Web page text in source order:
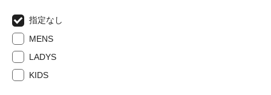
指定なし
MENS
LADYS
KIDS